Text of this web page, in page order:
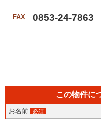
FAX 0853-24-7863